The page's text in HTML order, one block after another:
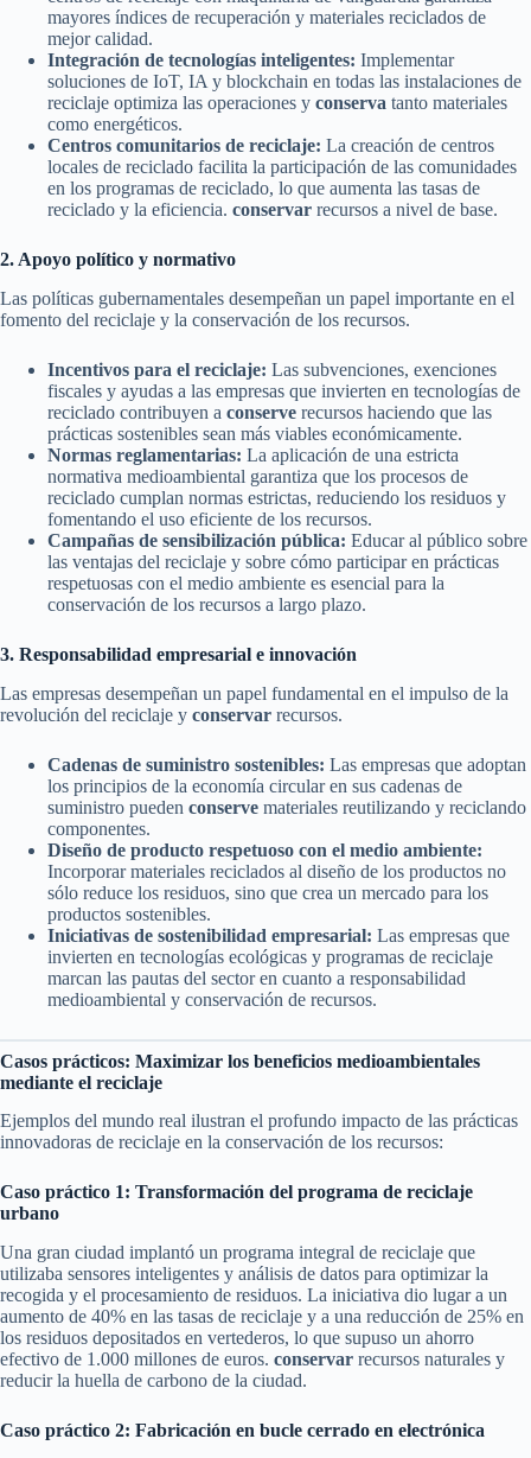
mayores índices de recuperación y materiales reciclados de
mejor calidad.
Integración de tecnologías inteligentes: Implementar
soluciones de IoT, IA y blockchain en todas las instalaciones de
reciclaje optimiza las operaciones y conserva tanto materiales
como energéticos.
Centros comunitarios de reciclaje: La creación de centros
locales de reciclado facilita la participación de las comunidades
en los programas de reciclado, lo que aumenta las tasas de
reciclado y la eficiencia. conservar recursos a nivel de base.
2. Apoyo político y normativo
Las políticas gubernamentales desempeñan un papel importante en el
fomento del reciclaje y la conservación de los recursos.
Incentivos para el reciclaje: Las subvenciones, exenciones
fiscales y ayudas a las empresas que invierten en tecnologías de
reciclado contribuyen a conserve recursos haciendo que las
prácticas sostenibles sean más viables económicamente.
Normas reglamentarias: La aplicación de una estricta
normativa medioambiental garantiza que los procesos de
reciclado cumplan normas estrictas, reduciendo los residuos y
fomentando el uso eficiente de los recursos.
Campañas de sensibilización pública: Educar al público sobre
las ventajas del reciclaje y sobre cómo participar en prácticas
respetuosas con el medio ambiente es esencial para la
conservación de los recursos a largo plazo.
3. Responsabilidad empresarial e innovación
Las empresas desempeñan un papel fundamental en el impulso de la
revolución del reciclaje y conservar recursos.
Cadenas de suministro sostenibles: Las empresas que adoptan
los principios de la economía circular en sus cadenas de
suministro pueden conserve materiales reutilizando y reciclando
componentes.
Diseño de producto respetuoso con el medio ambiente:
Incorporar materiales reciclados al diseño de los productos no
sólo reduce los residuos, sino que crea un mercado para los
productos sostenibles.
Iniciativas de sostenibilidad empresarial: Las empresas que
invierten en tecnologías ecológicas y programas de reciclaje
marcan las pautas del sector en cuanto a responsabilidad
medioambiental y conservación de recursos.
Casos prácticos: Maximizar los beneficios medioambientales
mediante el reciclaje
Ejemplos del mundo real ilustran el profundo impacto de las prácticas
innovadoras de reciclaje en la conservación de los recursos:
Caso práctico 1: Transformación del programa de reciclaje
urbano
Una gran ciudad implantó un programa integral de reciclaje que
utilizaba sensores inteligentes y análisis de datos para optimizar la
recogida y el procesamiento de residuos. La iniciativa dio lugar a un
aumento de 40% en las tasas de reciclaje y a una reducción de 25% en
los residuos depositados en vertederos, lo que supuso un ahorro
efectivo de 1.000 millones de euros. conservar recursos naturales y
reducir la huella de carbono de la ciudad.
Caso práctico 2: Fabricación en bucle cerrado en electrónica